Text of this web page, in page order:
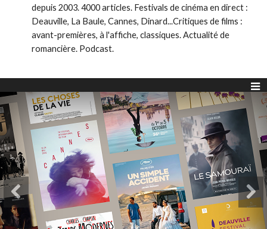
depuis 2003. 4000 articles. Festivals de cinéma en direct :
Deauville, La Baule, Cannes, Dinard...Critiques de films :
avant-premières, à l'affiche, classiques. Actualité de
romancière. Podcast.